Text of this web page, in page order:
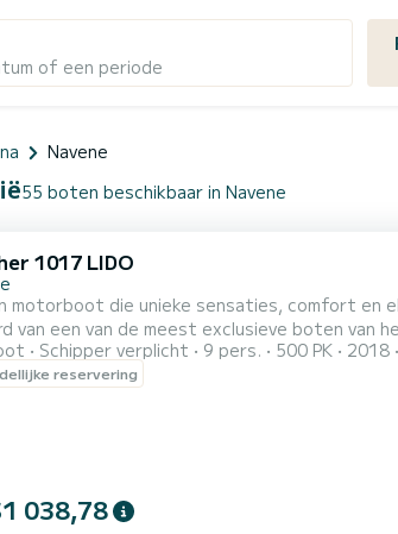
of een periode
Navene
55 boten beschikbaar in Navene
1017 LIDO
motorboot die unieke sensaties, comfort en
van een van de meest exclusieve boten van
suggestieve plekjes van het Gardameer
Het veelzijdige ontwerp van de cockpit
Schipper verplicht 9 pers. 500 PK 2018
reservering
038,78